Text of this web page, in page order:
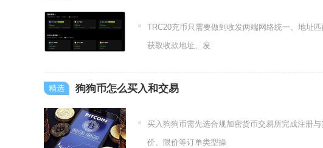
TRC20充币只需要做到收发两端网络统一、地址
获取收款地址、发
狗狗币怎么买入和交易
买入狗狗币需先选合规加密货币交易所完成注册
价、限价等订单类型操